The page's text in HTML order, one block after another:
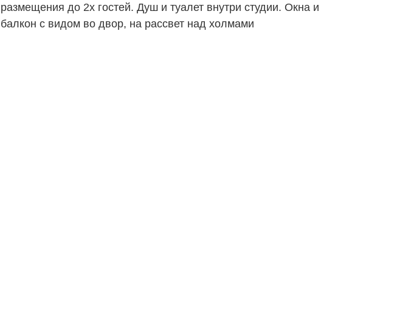
размещения до 2х гостей. Душ и туалет внутри студии. Окна и
балкон с видом во двор, на рассвет над холмами